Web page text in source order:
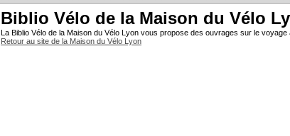
Biblio Vélo de la Maison du Vélo
La Biblio Vélo de la Maison du Vélo Lyon vous propose des ouvrages sur le
Retour au site de la Maison du Vélo Lyon